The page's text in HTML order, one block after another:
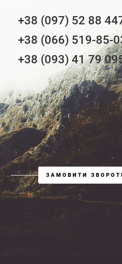
+38 (097) 52 88
+38 (066) 519-85-
+38 (093) 41 79
ЗАМОВИТИ